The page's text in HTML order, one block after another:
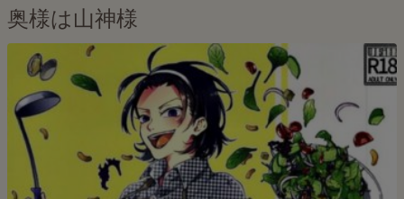
奥様は山神様